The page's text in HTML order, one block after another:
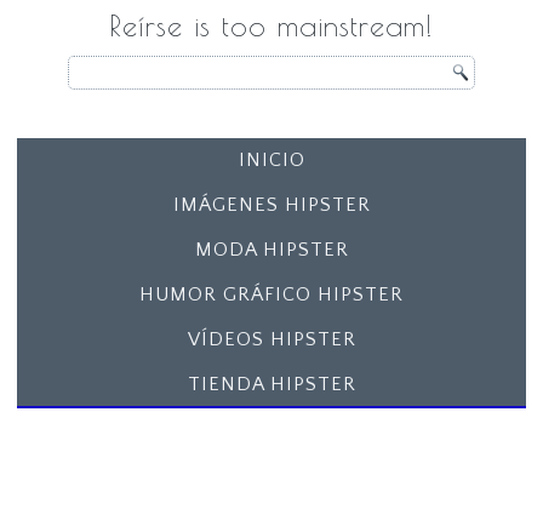
Reírse is too mainstream!
INICIO
IMÁGENES HIPSTER
MODA HIPSTER
HUMOR GRÁFICO HIPSTER
VÍDEOS HIPSTER
TIENDA HIPSTER